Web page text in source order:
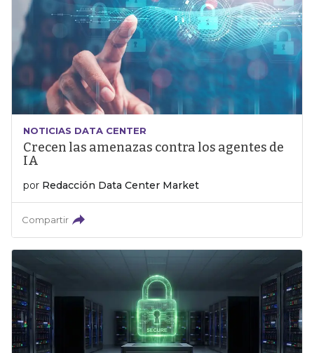
NOTICIAS DATA CENTER
Crecen las amenazas contra los agentes de
IA
por Redacción Data Center Market
Compartir